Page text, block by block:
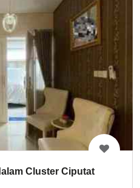
Cluster Ciputat